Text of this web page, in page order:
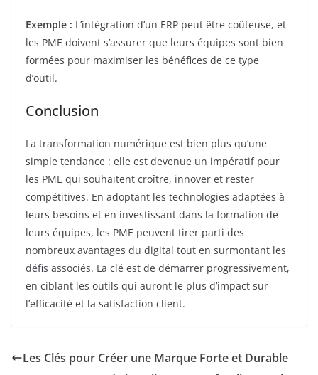
Exemple : L’intégration d’un ERP peut être coûteuse, et
les PME doivent s’assurer que leurs équipes sont bien
formées pour maximiser les bénéfices de ce type
d’outil.
Conclusion
La transformation numérique est bien plus qu’une
simple tendance : elle est devenue un impératif pour
les PME qui souhaitent croître, innover et rester
compétitives. En adoptant les technologies adaptées à
leurs besoins et en investissant dans la formation de
leurs équipes, les PME peuvent tirer parti des
nombreux avantages du digital tout en surmontant les
défis associés. La clé est de démarrer progressivement,
en ciblant les outils qui auront le plus d’impact sur
l’efficacité et la satisfaction client.
Les Clés pour Créer une Marque Forte et Durable